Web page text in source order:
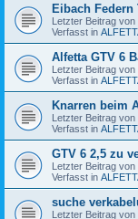
Eibach Federn
Letzter Beitrag von
Verfasst in
Alfetta GTV 6
Letzter Beitrag von
Verfasst in
Knarren beim
Letzter Beitrag von
Verfasst in
GTV 6 2,5 zu
Letzter Beitrag von
Verfasst in
suche
Letzter Beitrag von